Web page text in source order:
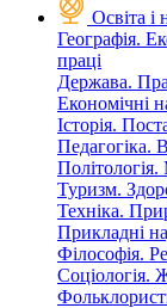
Освіта і
Географія.
праці
Держава.
Економічні
Історія.
Педагогіка.
Туризм.
Техніка.
Прикладні
Філософія.
Соціологія.